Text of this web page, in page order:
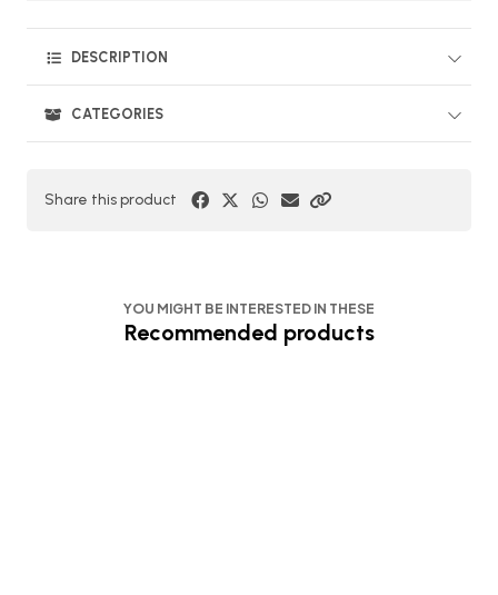
DESCRIPTION
CATEGORIES
Share this product
YOU MIGHT BE INTERESTED IN THESE
Recommended products